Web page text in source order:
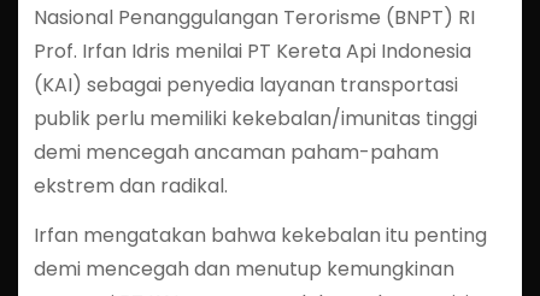
Nasional Penanggulangan Terorisme (BNPT) RI
Prof. Irfan Idris menilai PT Kereta Api Indonesia
(KAI) sebagai penyedia layanan transportasi
publik perlu memiliki kekebalan/imunitas tinggi
demi mencegah ancaman paham-paham
ekstrem dan radikal.
Irfan mengatakan bahwa kekebalan itu penting
demi mencegah dan menutup kemungkinan